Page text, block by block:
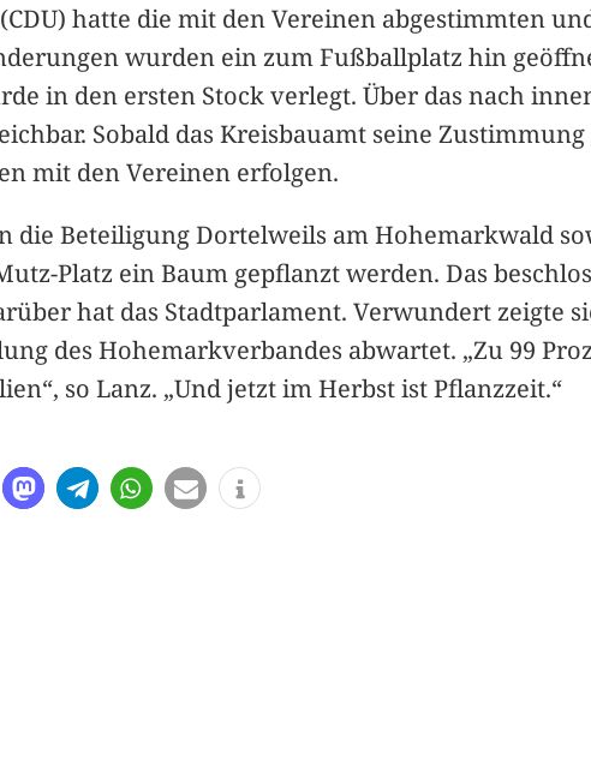
hatte die mit den Vereinen abgestimmten
wurden ein zum Fußballplatz hin
in den ersten Stock verlegt. Über das nach
Sobald das Kreisbauamt seine
mit den Vereinen erfolgen.
die Beteiligung Dortelweils am Hohemarkwald
Platz ein Baum gepflanzt werden. Das
hat das Stadtparlament. Verwundert zeigte
des Hohemarkverbandes abwartet. „Zu 99
so Lanz. „Und jetzt im Herbst ist Pflanzzeit.“